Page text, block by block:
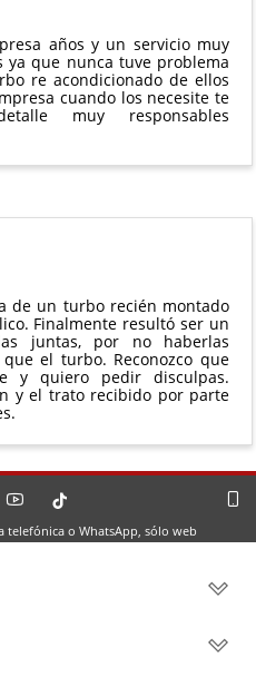
años y un servicio muy
que nunca tuve problema
re acondicionado de ellos
cuando los necesite te
muy responsables
de un turbo recién montado
Finalmente resultó ser un
juntas, por no haberlas
el turbo. Reconozco que
quiero pedir disculpas.
y el trato recibido por parte
telefónica o WhatsApp, sólo web